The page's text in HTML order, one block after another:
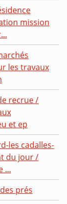
mission
les travaux
recrue /
et ep
les cadalles-
du jour /
...
prés